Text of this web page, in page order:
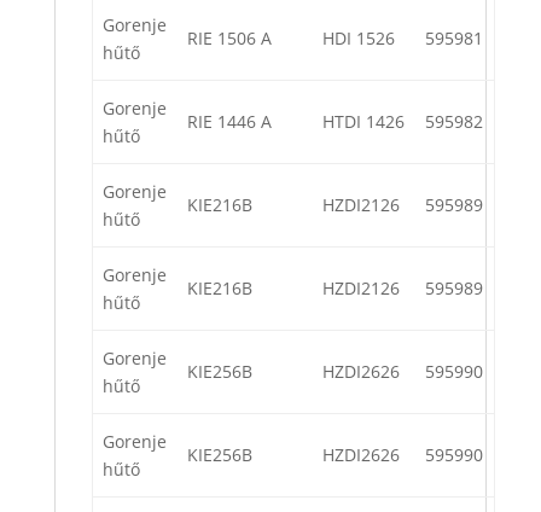
Gorenje
hűtő
RIE 1506 A HDI 1526 595981
Gorenje
hűtő
RIE 1446 A HTDI 1426 595982
Gorenje
hűtő
KIE216B HZDI2126 595989
Gorenje
hűtő
KIE216B HZDI2126 595989
Gorenje
hűtő
KIE256B HZDI2626 595990
Gorenje
hűtő
KIE256B HZDI2626 595990